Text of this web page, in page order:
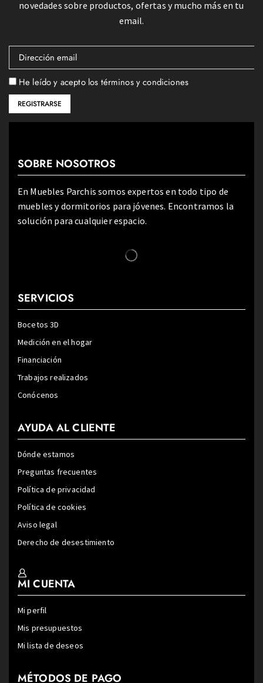
novedades sobre productos, ofertas y mucho más en tu
email.
He leído y acepto los términos y condiciones
SOBRE NOSOTROS
En Muebles Parchis somos expertos en todo tipo de
muebles y dormitorios para jóvenes. Encontramos la
solución para cualquier espacio.
SERVICIOS
Bocetos 3D
Medición en el hogar
Financiación
Trabajos realizados
Conócenos
AYUDA AL CLIENTE
Dónde estamos
Preguntas frecuentes
Política de privacidad
Política de cookies
Aviso legal
Derecho de desestimiento
MI CUENTA
Mi perfil
Mis presupuestos
Mi lista de deseos
MÉTODOS DE PAGO